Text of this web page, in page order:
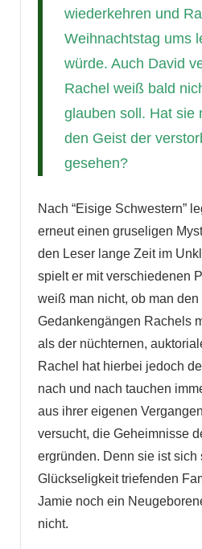
wiederkehren und
Weihnachtstag ums
würde. Auch David
Rachel weiß bald
glauben soll. Hat sie
den Geist der
gesehen?
Nach “Eisige Schwestern”
erneut einen gruseligen
den Leser lange Zeit im
spielt er mit verschiedenen
weiß man nicht, ob man
Gedankengängen Rachels
als der nüchternen,
Rachel hat hierbei jedoch
nach und nach tauchen
aus ihrer eigenen
versucht, die Geheimnisse
ergründen. Denn sie ist sich
Glückseligkeit triefenden
Jamie noch ein
nicht.